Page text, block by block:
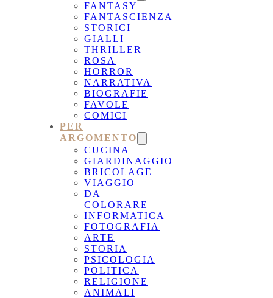
FANTASY
FANTASCIENZA
STORICI
GIALLI
THRILLER
ROSA
HORROR
NARRATIVA
BIOGRAFIE
FAVOLE
COMICI
PER
ARGOMENTO
CUCINA
GIARDINAGGIO
BRICOLAGE
VIAGGIO
DA
COLORARE
INFORMATICA
FOTOGRAFIA
ARTE
STORIA
PSICOLOGIA
POLITICA
RELIGIONE
ANIMALI